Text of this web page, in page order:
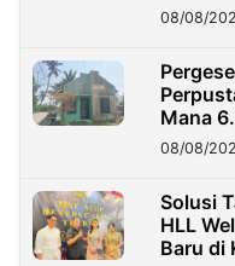
08/08/
Mana
Kini?
08/08/
Solusi
HLL
Baru di